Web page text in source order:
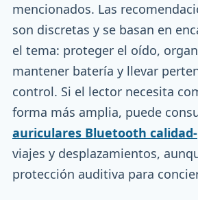
mencionados. Las
son discretas y se basan en
el tema: proteger el oído,
mantener batería y llevar
control. Si el lector necesita
forma más amplia, puede
auriculares Bluetooth
viajes y desplazamientos,
protección auditiva para